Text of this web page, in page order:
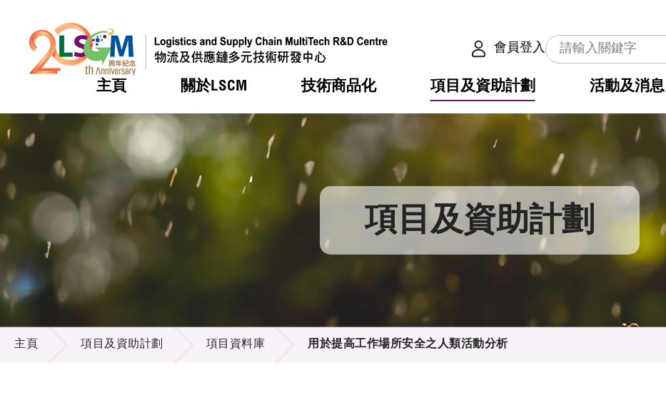
會員登入
主頁 關於LSCM
熱門
LSCM 動向
機構簡介
服務範疇
組織架構
供應商登記
技術商品化
熱門
LSCM 動向
服務
應用於公共服務之創新技術
項目及資助計劃
熱門
LSCM 動向
合作計劃
資助計劃
項目資料庫
活動及消息
熱門
LSCM 動向
活動
業界活動
獎項
多媒體
出版刊物
熱門
LSCM 動向
會籍及服務
會員列表
項目及資助計劃
項目及資助計劃
主頁 項目及資助計劃 項目資料庫 用於提高工作場所安全之人類活動分析